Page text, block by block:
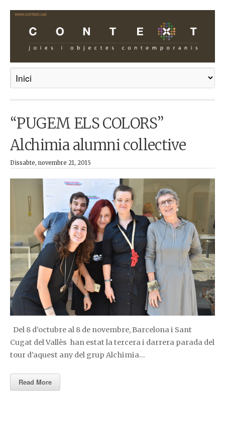
“PUGEM ELS COLORS”
Alchimia alumni collective
Dissabte, novembre 21, 2015
Del 8 d’octubre al 8 de novembre, Barcelona i Sant
Cugat del Vallès han estat la tercera i darrera parada del
tour d’aquest any del grup Alchimia…
Read More